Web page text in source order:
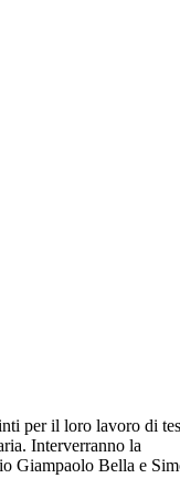
per il loro lavoro di
Interverranno la
Giampaolo Bella e